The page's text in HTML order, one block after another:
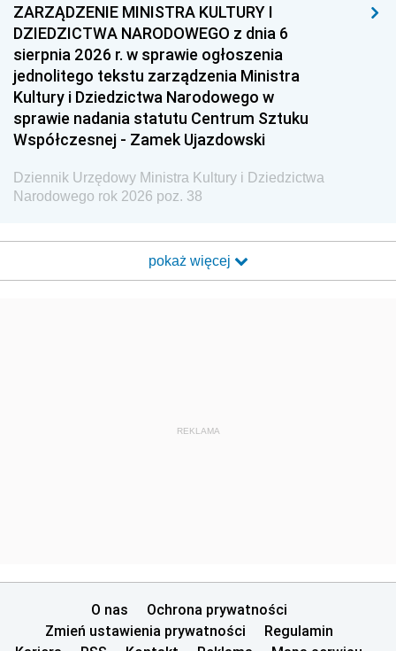
ZARZĄDZENIE MINISTRA KULTURY I
DZIEDZICTWA NARODOWEGO z dnia 6
sierpnia 2026 r. w sprawie ogłoszenia
jednolitego tekstu zarządzenia Ministra
Kultury i Dziedzictwa Narodowego w
sprawie nadania statutu Centrum Sztuku
Współczesnej - Zamek Ujazdowski
Dziennik Urzędowy Ministra Kultury i Dziedzictwa
Narodowego rok 2026 poz. 38
pokaż więcej
REKLAMA
O nas
Ochrona prywatności
Zmień ustawienia prywatności
Regulamin